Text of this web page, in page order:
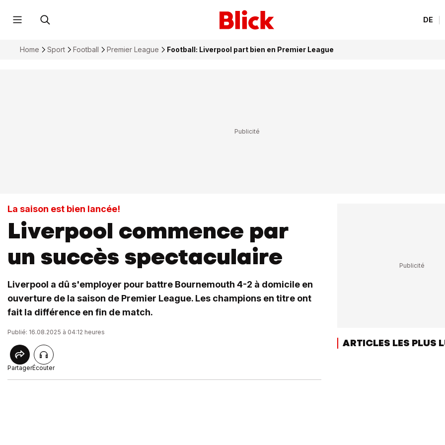
DE
Home Sport Football Premier League Football: Liverpool part bien en Premier League
La saison est bien lancée!
Liverpool commence par
un succès spectaculaire
Liverpool a dû s'employer pour battre Bournemouth 4-2 à domicile en
ouverture de la saison de Premier League. Les champions en titre ont
fait la différence en fin de match.
Publié: 16.08.2025 à 04:12 heures
PartagerÉcouter
ARTICLES LES PLUS